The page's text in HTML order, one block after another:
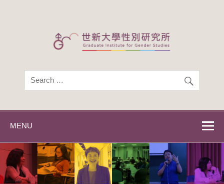
世新大學性別研
世新大學性別研究所
MENU